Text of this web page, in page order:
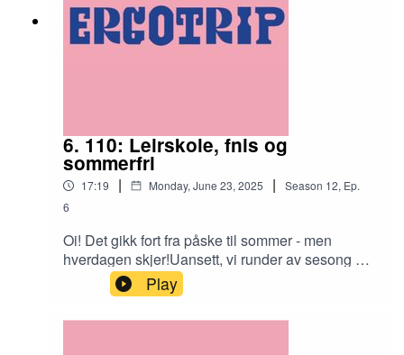
6. 110: Leirskole, fnis og
sommerfri
17:19 | Monday, June 23, 2025 | Season 12, Ep.
6
Oi! Det gikk fort fra påske til sommer - men
hverdagen skjer!Uansett, vi runder av sesong 12
med en fin sommerlig pod.Kos deg og nyt
sommeren!
Play